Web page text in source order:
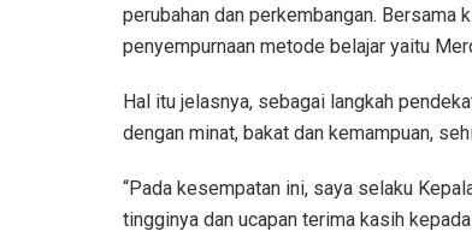
perubahan dan perkembangan.
penyempurnaan metode belajar yaitu
Hal itu jelasnya, sebagai langkah
dengan minat, bakat dan kemampuan,
“Pada kesempatan ini, saya selaku
tingginya dan ucapan terima kasih